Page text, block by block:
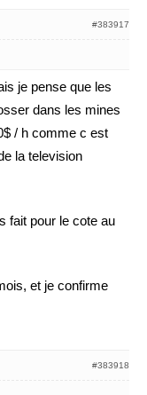
#383917
je pense que les
dans les mines
/ h comme c est
la television
fait pour le cote au
et je confirme
#383918